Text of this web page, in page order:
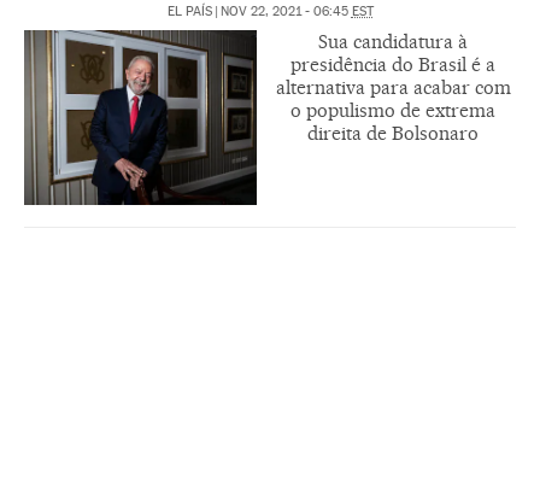
EL PAÍS NOV 22, 2021 - 06:45 EST
Sua candidatura à
presidência do Brasil é a
alternativa para acabar com
o populismo de extrema
direita de Bolsonaro